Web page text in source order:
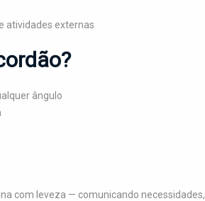
atividades externas
ângulo
com leveza — comunicando